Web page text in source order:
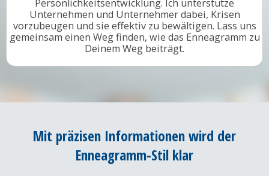
Persönlichkeitsentwicklung. Ich unterstütze
Unternehmen und Unternehmer dabei, Krisen
vorzubeugen und sie effektiv zu bewältigen. Lass uns
gemeinsam einen Weg finden, wie das Enneagramm zu
Deinem Weg beiträgt.
Mit präzisen Informationen wird der
Enneagramm-Stil klar